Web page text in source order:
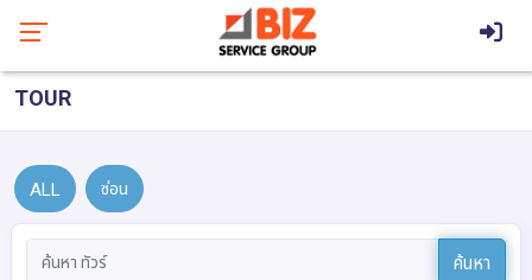
TOUR
ALL ซ่อน
ค้นหา